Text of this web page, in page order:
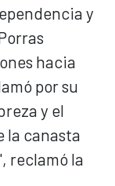
y
hacia
por su
y el
la canasta
reclamó la